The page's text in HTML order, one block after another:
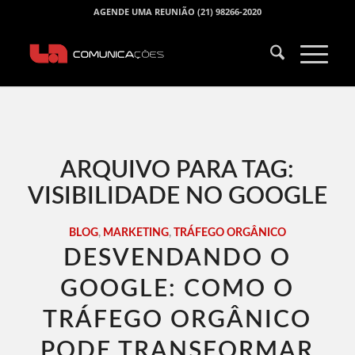
AGENDE UMA REUNIÃO (21) 98266-2020
ARQUIVO PARA TAG:
VISIBILIDADE NO GOOGLE
BLOG, MARKETING, TRÁFEGO ORGÂNICO
DESVENDANDO O
GOOGLE: COMO O
TRÁFEGO ORGÂNICO